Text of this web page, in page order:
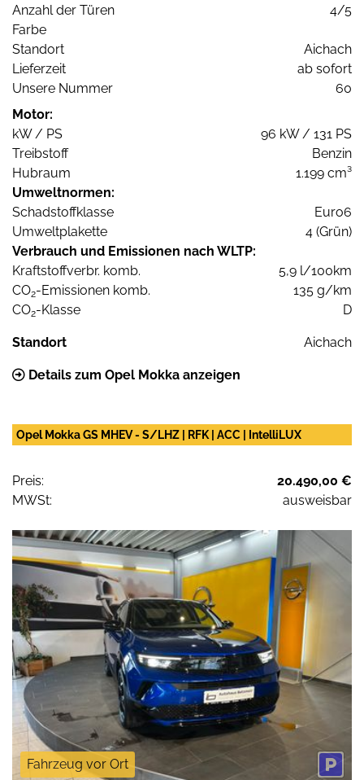
Anzahl der Türen
4/5
Farbe
Standort
Aichach
Lieferzeit
ab sofort
Unsere Nummer
60
Motor:
kW / PS
96 kW / 131 PS
Treibstoff
Benzin
Hubraum
1.199 cm³
Umweltnormen:
Schadstoffklasse
Euro6
Umweltplakette
4 (Grün)
Verbrauch und Emissionen nach WLTP:
Kraftstoffverbr. komb.
5,9 l/100km
CO2-Emissionen komb.
135 g/km
CO2-Klasse D
Standort Aichach
Details zum Opel Mokka anzeigen
Opel Mokka GS MHEV - S/LHZ | RFK | ACC | IntelliLUX
Preis:
20.490,00 €
MWSt:
ausweisbar
Fahrzeug vor Ort